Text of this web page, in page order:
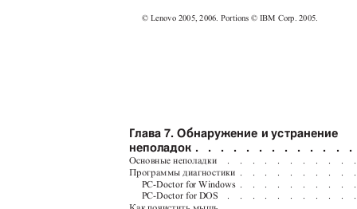
© Lenovo 2005, 2006. Portions © IBM Corp. 2005.
Глава 7. Обнаружение и устранение
неполадок . . . . . . . . . . . . .
Основные неполадки
Программы диагностики .
PC-Doctor for Windows .
PC-Doctor for DOS
. .
.
.
.
.
.
.
.
.
.
.
.
.
.
.
.
.
.
.
.
.
.
.
.
.
.
.
.
.
.
.
.
.
.
.